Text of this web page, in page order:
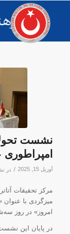
نشست
امپراطوری
آوریل 15, 2025 / در
مرکز تحقیقات
میزگردی با عنوان
امروز» در روز سه‌شنبه ۱۵ آپریل
در پایان این